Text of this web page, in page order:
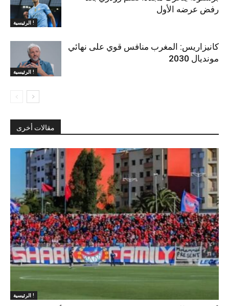
الرئيسية !
رفض عرضه الأول
الرئيسية !
كانيزاريس: المغرب منافس قوي على نهائي
مونديال 2030
مقالات أخرى
الرئيسية !